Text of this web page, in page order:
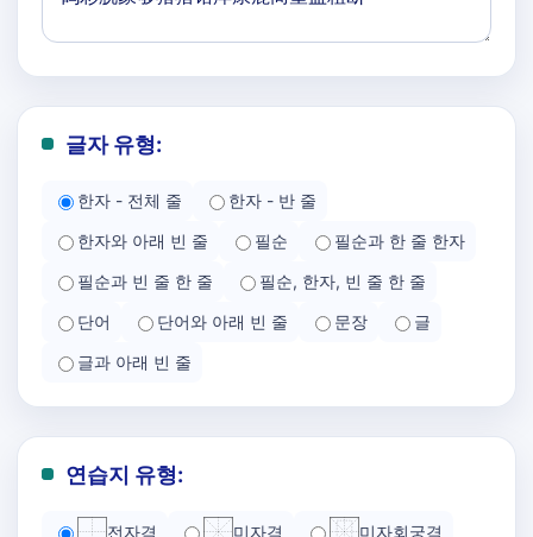
글자 유형:
한자 - 전체 줄
한자 - 반 줄
한자와 아래 빈 줄
필순
필순과 한 줄 한자
필순과 빈 줄 한 줄
필순, 한자, 빈 줄 한 줄
단어
단어와 아래 빈 줄 문장
글
글과 아래 빈 줄
연습지 유형:
전자격 미자격 미자회궁격